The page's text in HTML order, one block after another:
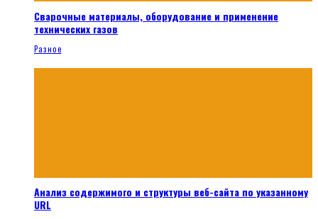
Сварочные материалы, оборудование и применение
технических газов
Разное
Анализ содержимого и структуры веб-сайта по указанному
URL